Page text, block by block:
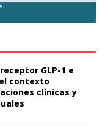
GLP-1 e
contexto
clínicas y